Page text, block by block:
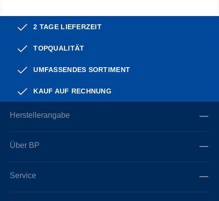
2 TAGE LIEFERZEIT
TOPQUALITÄT
UMFASSENDES SORTIMENT
KAUF AUF RECHNUNG
Herstellerangabe
Über BP
Service